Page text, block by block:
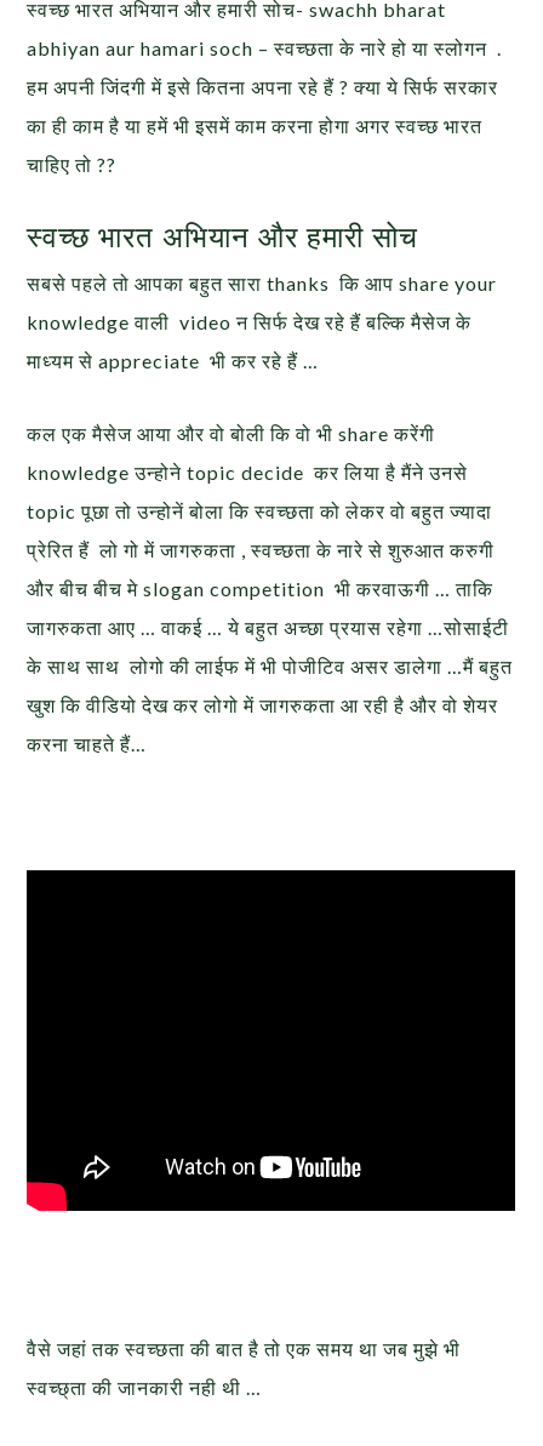
स्वच्छ भारत अभियान और हमारी सोच- swachh bharat
abhiyan aur hamari soch – स्वच्छता के नारे हो या स्लोगन .
हम अपनी जिंदगी में इसे कितना अपना रहे हैं ? क्या ये सिर्फ सरकार
का ही काम है या हमें भी इसमें काम करना होगा अगर स्वच्छ भारत
चाहिए तो ??
स्वच्छ भारत अभियान और हमारी सोच
सबसे पहले तो आपका बहुत सारा thanks कि आप share your
knowledge वाली video न सिर्फ देख रहे हैं बल्कि मैसेज के
माध्यम से appreciate भी कर रहे हैं …
कल एक मैसेज आया और वो बोली कि वो भी share करेंगी
knowledge उन्होने topic decide कर लिया है मैंने उनसे
topic पूछा तो उन्होनें बोला कि स्वच्छता को लेकर वो बहुत ज्यादा
प्रेरित हैं लो गो में जागरुकता , स्वच्छता के नारे से शुरुआत करुगी
और बीच बीच मे slogan competition भी करवाऊगी … ताकि
जागरुकता आए … वाकई … ये बहुत अच्छा प्रयास रहेगा …सोसाईटी
के साथ साथ लोगो की लाईफ में भी पोजीटिव असर डालेगा …मैं बहुत
खुश कि वीडियो देख कर लोगो में जागरुकता आ रही है और वो शेयर
करना चाहते हैं…
वैसे जहां तक स्वच्छता की बात है तो एक समय था जब मुझे भी
स्वच्छ्ता की जानकारी नही थी …